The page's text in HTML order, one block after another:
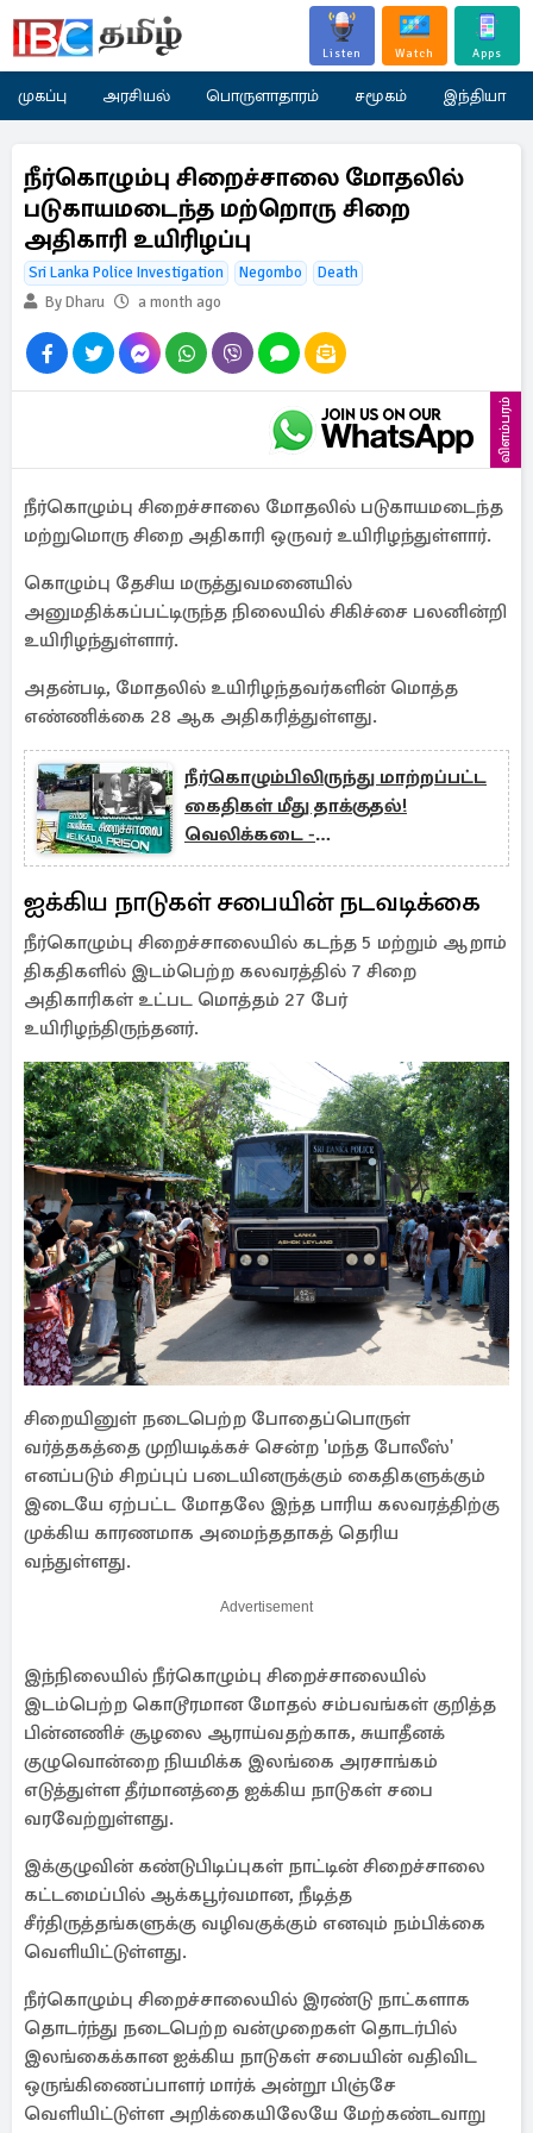
Listen Watch Apps
முகப்பு அரசியல் பொருளாதாரம் சமூகம் இந்தியா
நீர்கொழும்பு சிறைச்சாலை மோதலில்
படுகாயமடைந்த மற்றொரு சிறை
அதிகாரி உயிரிழப்பு
Sri Lanka Police Investigation Negombo
Death
By Dharu
a month ago
விளம்பரம்
நீர்கொழும்பு சிறைச்சாலை மோதலில் படுகாயமடைந்த
மற்றுமொரு சிறை அதிகாரி ஒருவர் உயிரிழந்துள்ளார்.
கொழும்பு தேசிய மருத்துவமனையில்
அனுமதிக்கப்பட்டிருந்த நிலையில் சிகிச்சை பலனின்றி
உயிரிழந்துள்ளார்.
அதன்படி, மோதலில் உயிரிழந்தவர்களின் மொத்த
எண்ணிக்கை 28 ஆக அதிகரித்துள்ளது.
நீர்கொழும்பிலிருந்து மாற்றப்பட்ட
கைதிகள் மீது தாக்குதல்!
வெலிக்கடை -
அங்குனுகோலாவில் இருவர் பலி
ஐக்கிய நாடுகள் சபையின் நடவடிக்கை
நீர்கொழும்பு சிறைச்சாலையில் கடந்த 5 மற்றும் ஆறாம்
திகதிகளில் இடம்பெற்ற கலவரத்தில் 7 சிறை
அதிகாரிகள் உட்பட மொத்தம் 27 பேர்
உயிரிழந்திருந்தனர்.
சிறையினுள் நடைபெற்ற போதைப்பொருள்
வர்த்தகத்தை முறியடிக்கச் சென்ற 'மந்த போலீஸ்'
எனப்படும் சிறப்புப் படையினருக்கும் கைதிகளுக்கும்
இடையே ஏற்பட்ட மோதலே இந்த பாரிய கலவரத்திற்கு
முக்கிய காரணமாக அமைந்ததாகத் தெரிய
வந்துள்ளது.
Advertisement
இந்நிலையில் நீர்கொழும்பு சிறைச்சாலையில்
இடம்பெற்ற கொடூரமான மோதல் சம்பவங்கள் குறித்த
பின்னணிச் சூழலை ஆராய்வதற்காக, சுயாதீனக்
குழுவொன்றை நியமிக்க இலங்கை அரசாங்கம்
எடுத்துள்ள தீர்மானத்தை ஐக்கிய நாடுகள் சபை
வரவேற்றுள்ளது.
இக்குழுவின் கண்டுபிடிப்புகள் நாட்டின் சிறைச்சாலை
கட்டமைப்பில் ஆக்கபூர்வமான, நீடித்த
சீர்திருத்தங்களுக்கு வழிவகுக்கும் எனவும் நம்பிக்கை
வெளியிட்டுள்ளது.
நீர்கொழும்பு சிறைச்சாலையில் இரண்டு நாட்களாக
தொடர்ந்து நடைபெற்ற வன்முறைகள் தொடர்பில்
இலங்கைக்கான ஐக்கிய நாடுகள் சபையின் வதிவிட
ஒருங்கிணைப்பாளர் மார்க் அன்றூ பிஞ்சே
வெளியிட்டுள்ள அறிக்கையிலேயே மேற்கண்டவாறு